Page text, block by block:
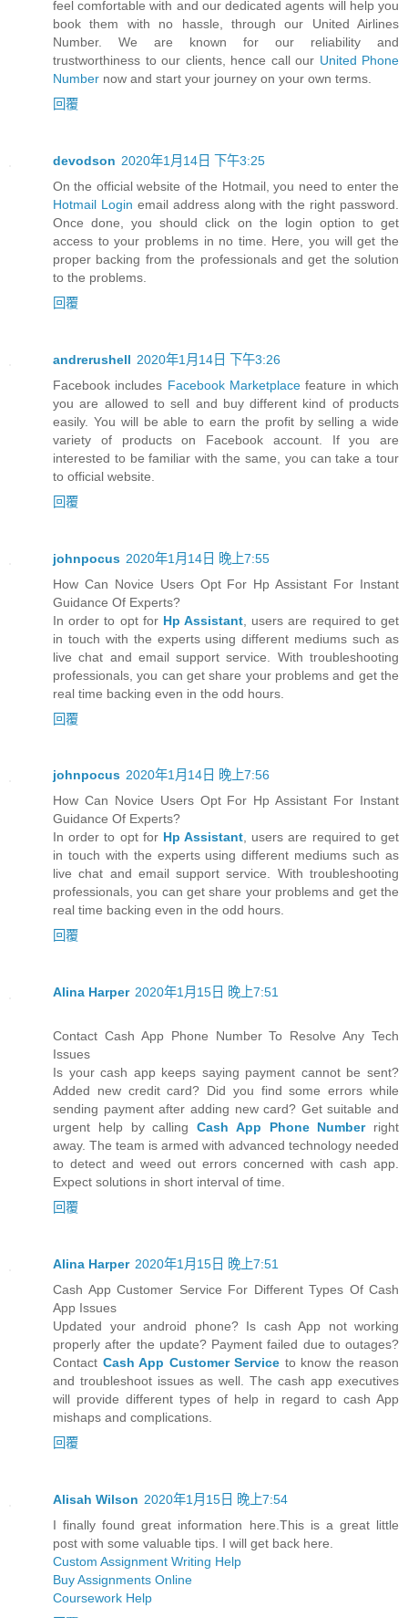
feel comfortable with and our dedicated agents will help you
book them with no hassle, through our United Airlines
Number. We are known for our reliability and
trustworthiness to our clients, hence call our United Phone
Number now and start your journey on your own terms.
回覆
devodson 2020年1月14日 下午3:25
On the official website of the Hotmail, you need to enter the
Hotmail Login email address along with the right password.
Once done, you should click on the login option to get
access to your problems in no time. Here, you will get the
proper backing from the professionals and get the solution
to the problems.
回覆
andrerushell 2020年1月14日 下午3:26
Facebook includes Facebook Marketplace feature in which
you are allowed to sell and buy different kind of products
easily. You will be able to earn the profit by selling a wide
variety of products on Facebook account. If you are
interested to be familiar with the same, you can take a tour
to official website.
回覆
johnpocus 2020年1月14日 晚上7:55
How Can Novice Users Opt For Hp Assistant For Instant
Guidance Of Experts?
In order to opt for Hp Assistant , users are required to get
in touch with the experts using different mediums such as
live chat and email support service. With troubleshooting
professionals, you can get share your problems and get the
real time backing even in the odd hours.
回覆
johnpocus 2020年1月14日 晚上7:56
How Can Novice Users Opt For Hp Assistant For Instant
Guidance Of Experts?
In order to opt for Hp Assistant, users are required to get
in touch with the experts using different mediums such as
live chat and email support service. With troubleshooting
professionals, you can get share your problems and get the
real time backing even in the odd hours.
回覆
Alina Harper 2020年1月15日 晚上7:51
Contact Cash App Phone Number To Resolve Any Tech
Issues
Is your cash app keeps saying payment cannot be sent?
Added new credit card? Did you find some errors while
sending payment after adding new card? Get suitable and
urgent help by calling Cash App Phone Numberright
away. The team is armed with advanced technology needed
to detect and weed out errors concerned with cash app.
Expect solutions in short interval of time.
回覆
Alina Harper 2020年1月15日 晚上7:51
Cash App Customer Service For Different Types Of Cash
App Issues
Updated your android phone? Is cash App not working
properly after the update? Payment failed due to outages?
Contact Cash App Customer Service to know the reason
and troubleshoot issues as well. The cash app executives
will provide different types of help in regard to cash App
mishaps and complications.
回覆
Alisah Wilson 2020年1月15日 晚上7:54
I finally found great information here.This is a great little
post with some valuable tips. I will get back here.
Custom Assignment Writing Help
Buy Assignments Online
Coursework Help